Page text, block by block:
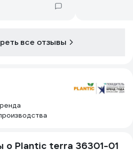
все отзывы
о Plantic terra 36301-01